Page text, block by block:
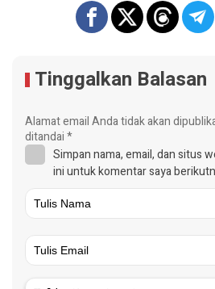
Tinggalkan Balasan
Alamat email Anda tidak akan
ditandai*
Simpan nama, email, dan situs
ini untuk komentar saya